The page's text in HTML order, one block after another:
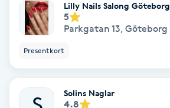
Gel naglar
Gelenaglar
Gellack
Lilly Nails Salong Göteborg
5
Parkgatan 13, Göteborg
Presentkort
Solins Naglar
4.8